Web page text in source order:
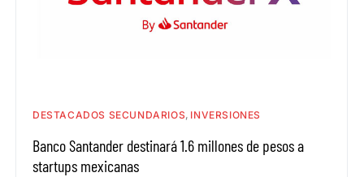
DESTACADOS SECUNDARIOS INVERSIONES
Banco Santander destinará 1.6 millones de pesos a
startups mexicanas